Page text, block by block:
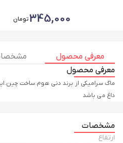
345,000تومان
معرفی محصول
معرفی محصول
ماگ سرامیکی از برند دنی هوم.ساخت
داغ می باشد
مشخصات
ارتفاع